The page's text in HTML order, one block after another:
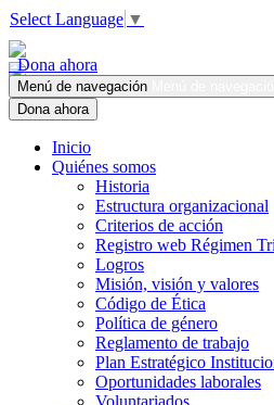
Select Language ▼
Dona ahora
Menú de navegación
Dona ahora
Inicio
Quiénes somos
Historia
Estructura organizacional
Criterios de acción
Registro web Régimen
Logros
Misión, visión y valores
Código de Ética
Política de género
Reglamento de trabajo
Plan Estratégico
Oportunidades laborales